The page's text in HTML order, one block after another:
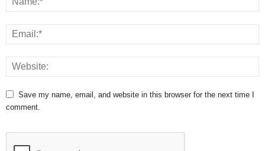
Save my name, email, and website in this browser for the next time I
comment.